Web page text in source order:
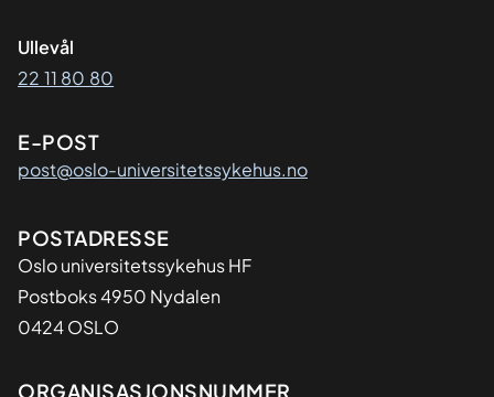
Ullevål
22 11 80 80
E-POST
post@oslo-universitetssykehus.no
Adresse
POSTADRESSE
Oslo universitetssykehus HF
Postboks 4950 Nydalen
0424 OSLO
ORGANISASJONSNUMMER